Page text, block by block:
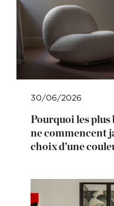
30/06/2026
Pourquoi les plus
ne commencent
choix d’une